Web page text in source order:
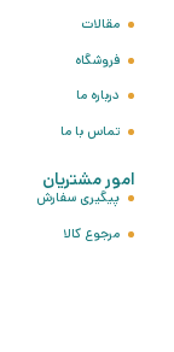
مقالات
فروشگاه
درباره ما
تماس با ما
امور مشتریان
پیگیری سفارش
مرجوع کالا